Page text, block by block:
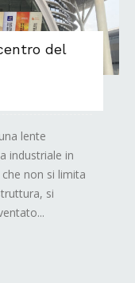
del
lente
industriale in
non si limita
si